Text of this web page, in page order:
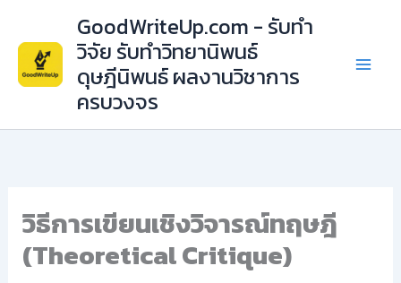
content
GoodWriteUp.com - รับทำ
วิจัย รับทำวิทยานิพนธ์
ดุษฎีนิพนธ์ ผลงานวิชาการ
ครบวงจร
วิธีการเขียนเชิงวิจารณ์ทฤษฎี
(Theoretical Critique)